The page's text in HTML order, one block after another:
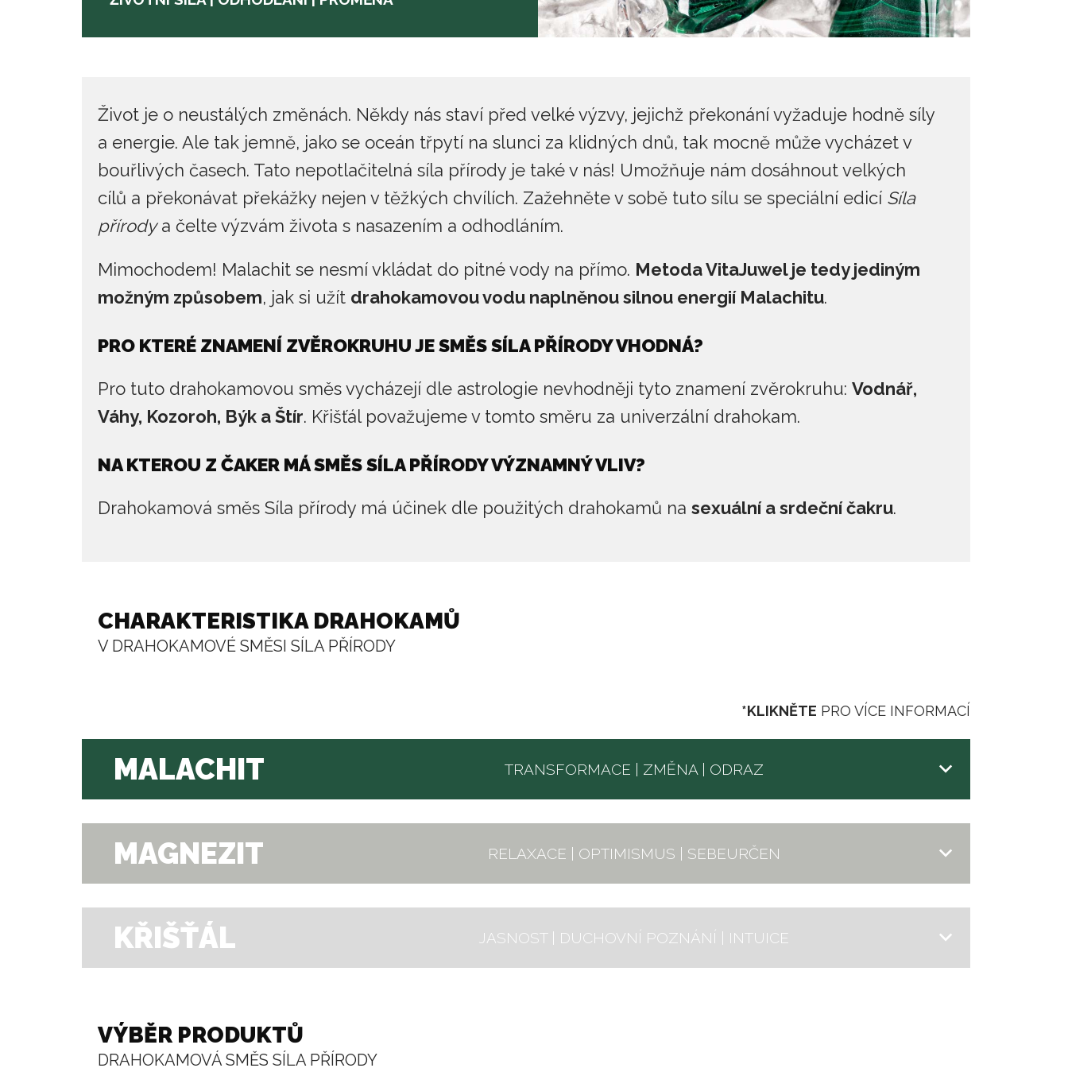
Život je o neustálých změnách. Někdy nás staví před velké výzvy, jejichž překonání vyžaduje hodně síly
a energie. Ale tak jemně, jako se oceán třpytí na slunci za klidných dnů, tak mocně může vycházet v
bouřlivých časech. Tato nepotlačitelná síla přírody je také v nás! Umožňuje nám dosáhnout velkých
cílů a překonávat překážky nejen v těžkých chvílích. Zažehněte v sobě tuto sílu se speciální edicí Síla
přírodya čelte výzvám života s nasazením a odhodláním.
Mimochodem! Malachit se nesmí vkládat do pitné vody na přímo. Metoda VitaJuwel je tedy jediným
možným způsobem, jak si užít drahokamovou vodu naplněnou silnou energií Malachitu.
PRO KTERÉ ZNAMENÍ ZVĚROKRUHU JE SMĚS SÍLA PŘÍRODY VHODNÁ?
Pro tuto drahokamovou směs vycházejí dle astrologie nevhodněji tyto znamení zvěrokruhu: Vodnář,
Váhy, Kozoroh, Býk a Štír. Křišťál považujeme v tomto směru za univerzální drahokam.
NA KTEROU Z ČAKER MÁ SMĚS SÍLA PŘÍRODY VÝZNAMNÝ VLIV?
Drahokamová směs Síla přírody má účinek dle použitých drahokamů na sexuální a srdeční čakru.
CHARAKTERISTIKA DRAHOKAMŮ
V DRAHOKAMOVÉ SMĚSI SÍLA PŘÍRODY
*KLIKNĚTE PRO VÍCE INFORMACÍ
MALACHIT TRANSFORMACE | ZMĚNA | ODRAZ
MAGNEZIT RELAXACE | OPTIMISMUS | SEBEURČEN
KŘIŠŤÁL JASNOST | DUCHOVNÍ POZNÁNÍ | INTUICE
VÝBĚR PRODUKTŮ
DRAHOKAMOVÁ SMĚS SÍLA PŘÍRODY